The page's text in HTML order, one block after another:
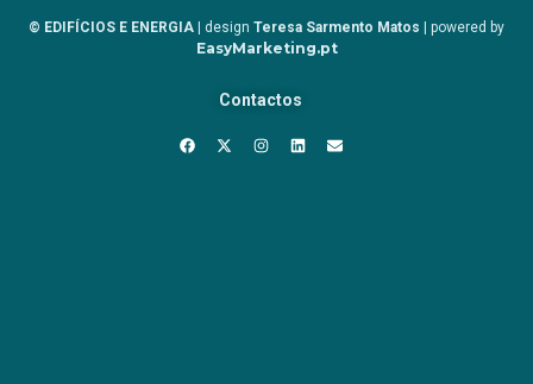
© EDIFÍCIOS E ENERGIA | design Teresa Sarmento Matos | powered by
EasyMarketing.pt
Contactos